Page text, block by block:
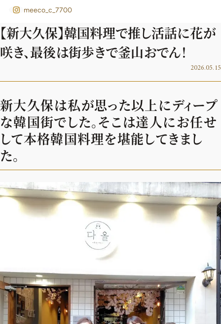
デジタル版
購入
SHOPPING
エクラプレミアム通販
売れ筋ランキング
エクラ掲載品
FOLLOW US
ファッション、ライフスタイル、
meeco_c_7700
【新大久保】韓国料理で推し活話に花が
咲き、最後は街歩きで釜山おでん！
2026.05.15
新大久保は私が思った以上にディープ
な韓国街でした。そこは達人にお任せ
して本格韓国料理を堪能してきまし
た。